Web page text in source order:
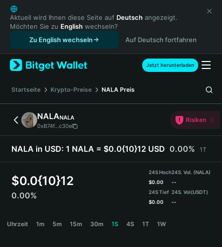
English
日本語
Tiếng Việt
Русский
Español (Latinoamérica)
Türkçe
Français
Deutsch
简体中文
繁體中文
Português (Portugal)
Bahasa Indonesia
ภาษาไทย
Español
Español (Argentina)
Aktuell wird Ihnen diese Seite auf Deutsch angezeigt.
Möchten Sie zu English wechseln?
Zu English wechseln
Auf Deutsch fortfahren
Jetzt herunterladen
Startseite Krypto-Preise NALA Preis
NALANALA
0xB74f...c30e
Risiken
NALA in USD: 1 NALA = $0.0{10}12 USD 0.00% 1T
$0.0{10}12
0.00%
24S Hoch
$0.00
24S Tief
$0.00
24S. Vol. (NALA)
--
24S. Vol(USDT)
--
Uhrzeit 1m 5m 15m 30m 1S 4S 1T 1W